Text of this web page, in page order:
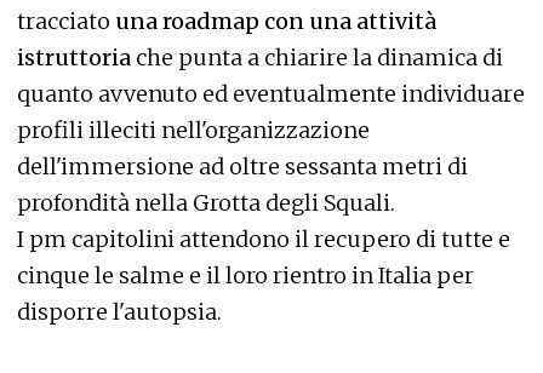
tracciato una roadmap con una attività
istruttoria che punta a chiarire la dinamica di
quanto avvenuto ed eventualmente individuare
profili illeciti nell'organizzazione
dell'immersione ad oltre sessanta metri di
profondità nella Grotta degli Squali.
I pm capitolini attendono il recupero di tutte e
cinque le salme e il loro rientro in Italia per
disporre l'autopsia.